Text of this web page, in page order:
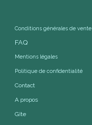
Conditions générales de vente
FAQ
Mentions légales
Politique de confidentialité
Contact
A propos
Gîte